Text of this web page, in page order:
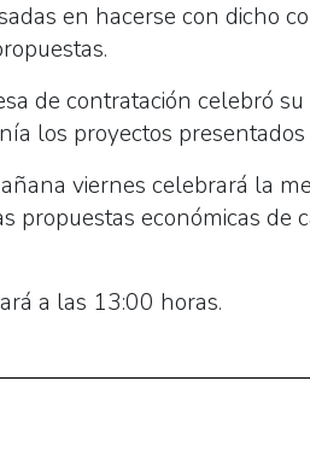
en hacerse con dicho
de contratación celebró
los proyectos
viernes celebrará la
propuestas económicas
a las 13:00 horas.